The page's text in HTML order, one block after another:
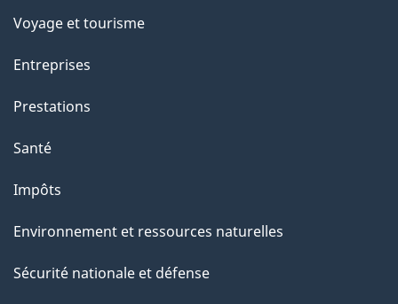
Voyage et tourisme
Entreprises
Prestations
Santé
Impôts
Environnement et ressources naturelles
Sécurité nationale et défense